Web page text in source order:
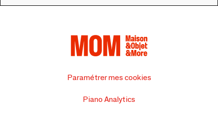
Paramétrer mes cookies
Piano Analytics